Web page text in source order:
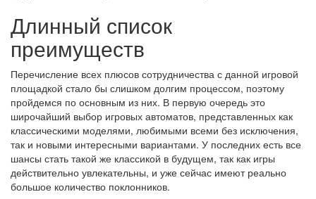
Длинный список
преимуществ
Перечисление всех плюсов сотрудничества с данной игровой
площадкой стало бы слишком долгим процессом, поэтому
пройдемся по основным из них. В первую очередь это
широчайший выбор игровых автоматов, представленных как
классическими моделями, любимыми всеми без исключения,
так и новыми интересными вариантами. У последних есть все
шансы стать такой же классикой в будущем, так как игры
действительно увлекательны, и уже сейчас имеют реально
большое количество поклонников.